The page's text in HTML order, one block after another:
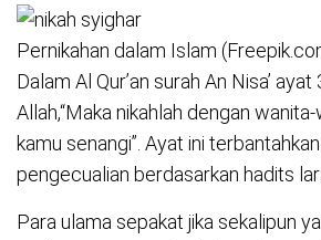
Pernikahan dalam Islam
Dalam Al Qur’an surah An Nisa’
Allah,“Maka nikahlah dengan
kamu senangi”. Ayat ini
pengecualian berdasarkan hadits
Para ulama sepakat jika sekalipun